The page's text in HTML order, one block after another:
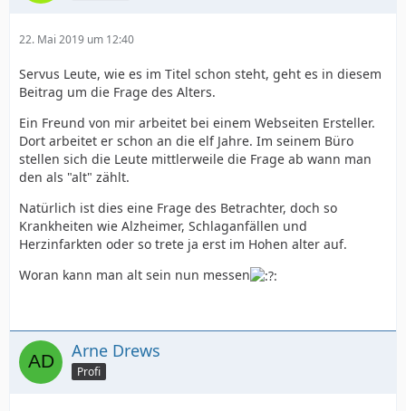
22. Mai 2019 um 12:40
Servus Leute, wie es im Titel schon steht, geht es in diesem
Beitrag um die Frage des Alters.
Ein Freund von mir arbeitet bei einem Webseiten Ersteller.
Dort arbeitet er schon an die elf Jahre. Im seinem Büro
stellen sich die Leute mittlerweile die Frage ab wann man
den als "alt" zählt.
Natürlich ist dies eine Frage des Betrachter, doch so
Krankheiten wie Alzheimer, Schlaganfällen und
Herzinfarkten oder so trete ja erst im Hohen alter auf.
Woran kann man alt sein nun messen
Arne Drews
Profi